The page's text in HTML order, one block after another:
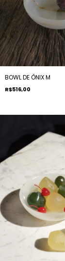
BOWL DE ÔNIX M
R$516,00